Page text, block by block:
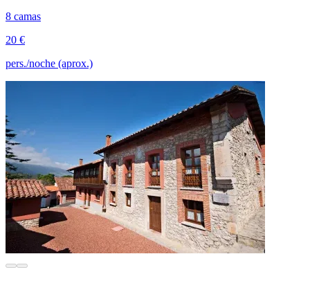
8 camas
20 €
pers./noche (aprox.)